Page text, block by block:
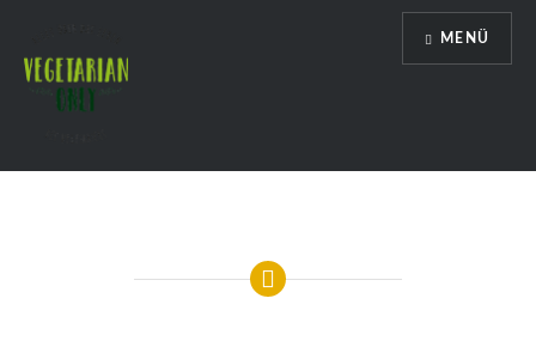
Inhalt
Vegetarian Only
MENÜ